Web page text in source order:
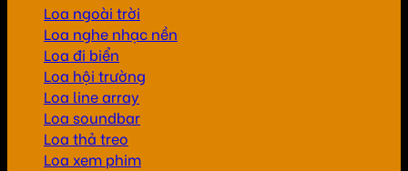
Loa ngoài trời
Loa nghe nhạc nền
Loa đi biển
Loa hội trường
Loa line array
Loa soundbar
Loa thả treo
Loa xem phim